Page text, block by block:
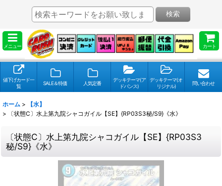
メニュー カート
検索
値下げカード一
覧
SALE＆特価 人気定番
デッキテーマ(ア
ドバンス)
デッキテーマ(オ
リジナル)
問い合わせ
ホーム >
【水】
>
〔状態C〕水上第九院シャコガイル【SE】{RP03S3秘/S9}《水》
〔状態C〕水上第九院シャコガイル【SE】{RP03S3
秘/S9}《水》